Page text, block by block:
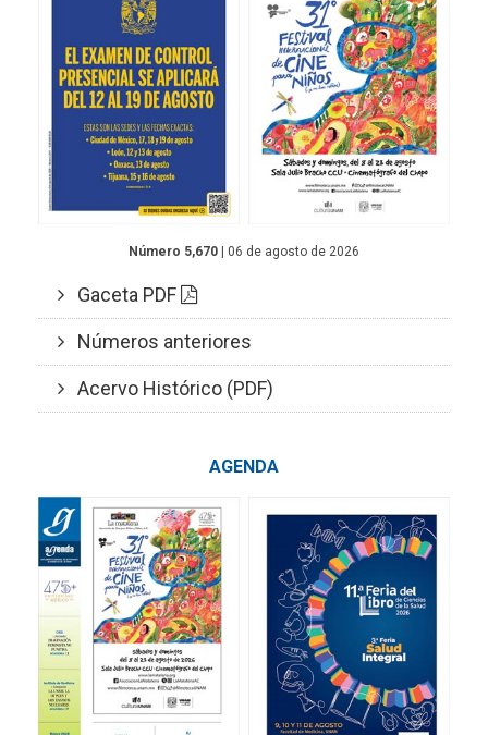
Número 5,670 | 06 de agosto de 2026
Gaceta PDF
Números anteriores
Acervo Histórico (PDF)
AGENDA